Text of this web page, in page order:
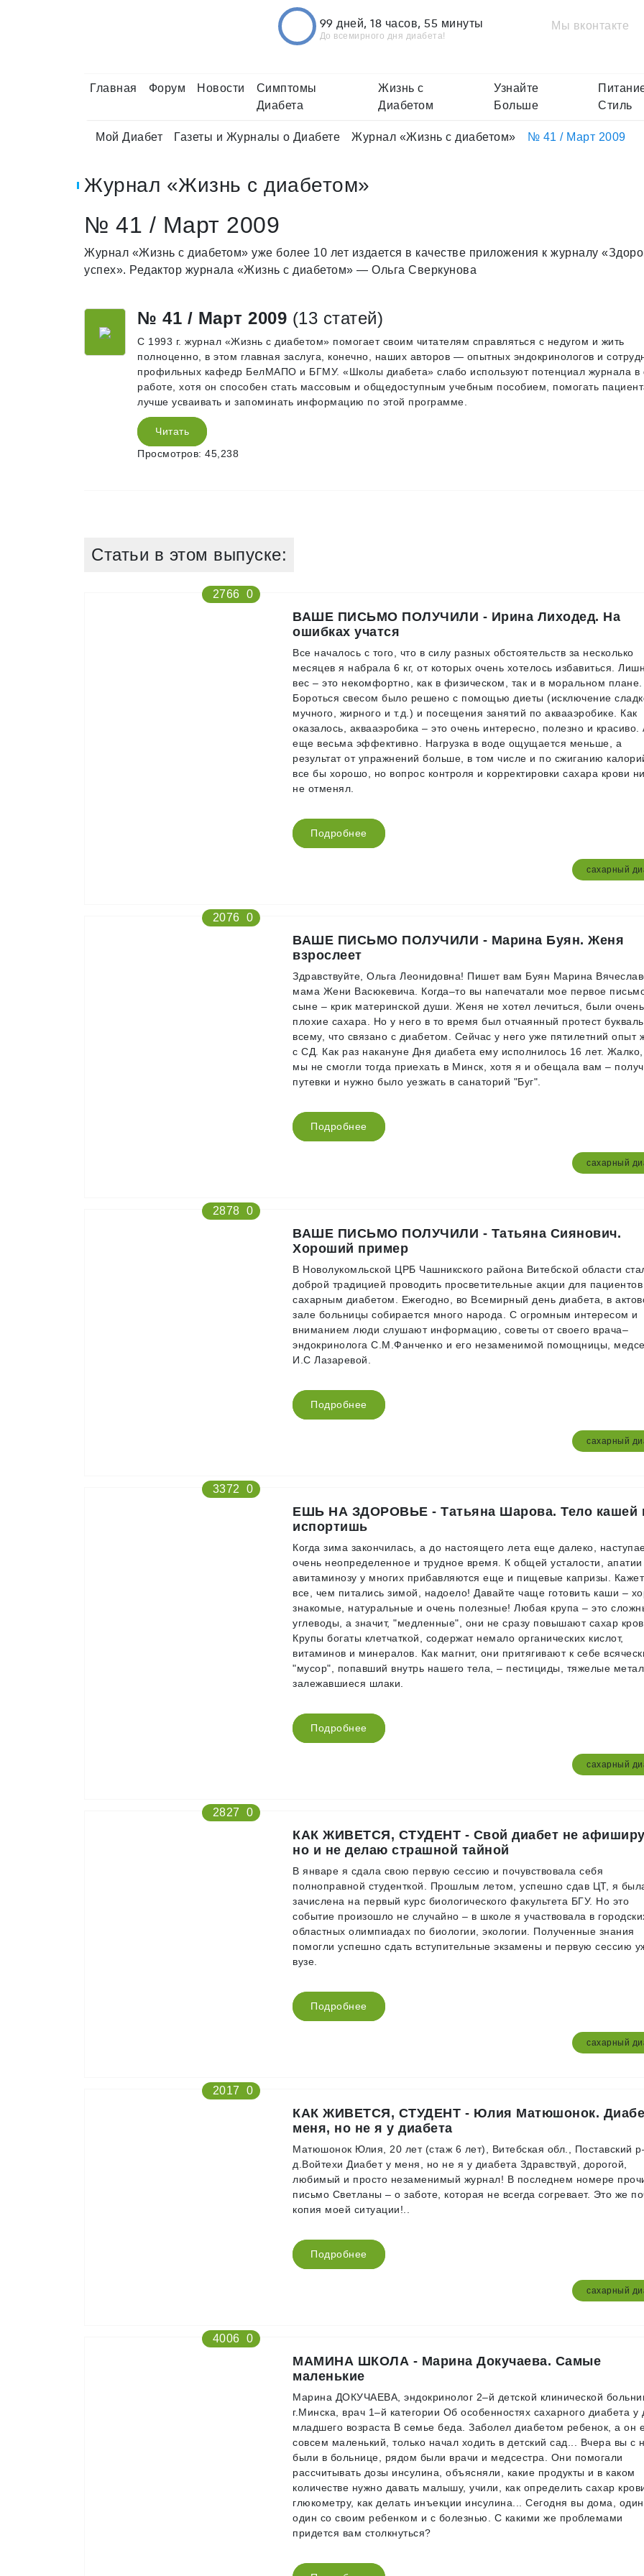
99 дней, 18 часов, 55 минуты
До всемирного дня диабета!
Мы вконтакте
Главная Форум Новости
Симптомы
Диабета
Жизнь с
Диабетом
Узнайте
Больше
Стиль
Мой Диабет Газеты и Журналы о Диабете Журнал «Жизнь с диабетом» № 41 / Март 2009
Журнал «Жизнь с диабетом»
№ 41 / Март 2009
Журнал «Жизнь с диабетом» уже более 10 лет издается в качестве приложения к журналу
успех». Редактор журнала «Жизнь с диабетом» — Ольга Сверкунова
№ 41 / Март 2009 (13 статей)
С 1993 г. журнал «Жизнь с диабетом» помогает своим читателям справляться с недугом и жить
полноценно, в этом главная заслуга, конечно, наших авторов — опытных эндокринологов и
профильных кафедр БелМАПО и БГМУ. «Школы диабета» слабо используют потенциал журнала в
работе, хотя он способен стать массовым и общедоступным учебным пособием, помогать
лучше усваивать и запоминать информацию по этой программе.
Читать
Просмотров: 45,238
Статьи в этом выпуске:
2766 0
ВАШЕ ПИСЬМО ПОЛУЧИЛИ - Ирина Лиходед. На
ошибках учатся
Все началось с того, что в силу разных обстоятельств за несколько
месяцев я набрала 6 кг, от которых очень хотелось избавиться.
вес – это некомфортно, как в физическом, так и в моральном плане.
Бороться свесом было решено с помощью диеты (исключение
мучного, жирного и т.д.) и посещения занятий по аквааэробике. Как
оказалось, аквааэробика – это очень интересно, полезно и красиво.
еще весьма эффективно. Нагрузка в воде ощущается меньше, а
результат от упражнений больше, в том числе и по сжиганию
все бы хорошо, но вопрос контроля и корректировки сахара крови
не отменял.
Подробнее
сахарный
2076 0
ВАШЕ ПИСЬМО ПОЛУЧИЛИ - Марина Буян. Женя
взрослеет
Здравствуйте, Ольга Леонидовна! Пишет вам Буян Марина
мама Жени Васюкевича. Когда–то вы напечатали мое первое
сыне – крик материнской души. Женя не хотел лечиться, были очень
плохие сахара. Но у него в то время был отчаянный протест
всему, что связано с диабетом. Сейчас у него уже пятилетний опыт
с СД. Как раз накануне Дня диабета ему исполнилось 16 лет. Жалко,
мы не смогли тогда приехать в Минск, хотя я и обещала вам –
путевки и нужно было уезжать в санаторий "Буг".
Подробнее
сахарный
2878 0
ВАШЕ ПИСЬМО ПОЛУЧИЛИ - Татьяна Сиянович.
Хороший пример
В Новолукомльской ЦРБ Чашникского района Витебской области
доброй традицией проводить просветительные акции для
сахарным диабетом. Ежегодно, во Всемирный день диабета, в
зале больницы собирается много народа. С огромным интересом и
вниманием люди слушают информацию, советы от своего врача–
эндокринолога С.М.Фанченко и его незаменимой помощницы,
И.С Лазаревой.
Подробнее
сахарный
3372 0
ЕШЬ НА ЗДОРОВЬЕ - Татьяна Шарова. Тело кашей
испортишь
Когда зима закончилась, а до настоящего лета еще далеко,
очень неопределенное и трудное время. К общей усталости, апатии
авитаминозу у многих прибавляются еще и пищевые капризы.
все, чем питались зимой, надоело! Давайте чаще готовить каши –
знакомые, натуральные и очень полезные! Любая крупа – это
углеводы, а значит, "медленные", они не сразу повышают сахар
Крупы богаты клетчаткой, содержат немало органических кислот,
витаминов и минералов. Как магнит, они притягивают к себе
"мусор", попавший внутрь нашего тела, – пестициды, тяжелые
залежавшиеся шлаки.
Подробнее
сахарный
2827 0
КАК ЖИВЕТСЯ, СТУДЕНТ - Свой диабет не
но и не делаю страшной тайной
В январе я сдала свою первую сессию и почувствовала себя
полноправной студенткой. Прошлым летом, успешно сдав ЦТ, я
зачислена на первый курс биологического факультета БГУ. Но это
событие произошло не случайно – в школе я участвовала в
областных олимпиадах по биологии, экологии. Полученные знания
помогли успешно сдать вступительные экзамены и первую сессию
вузе.
Подробнее
сахарный
2017 0
КАК ЖИВЕТСЯ, СТУДЕНТ - Юлия Матюшонок.
меня, но не я у диабета
Матюшонок Юлия, 20 лет (стаж 6 лет), Витебская обл., Поставский
д.Войтехи Диабет у меня, но не я у диабета Здравствуй, дорогой,
любимый и просто незаменимый журнал! В последнем номере
письмо Светланы – о заботе, которая не всегда согревает. Это же
копия моей ситуации!..
Подробнее
сахарный
4006 0
МАМИНА ШКОЛА - Марина Докучаева. Самые
маленькие
Марина ДОКУЧАЕВА, эндокринолог 2–й детской клинической
г.Минска, врач 1–й категории Об особенностях сахарного диабета у
младшего возраста В семье беда. Заболел диабетом ребенок, а он
совсем маленький, только начал ходить в детский сад... Вчера вы с
были в больнице, рядом были врачи и медсестра. Они помогали
рассчитывать дозы инсулина, объясняли, какие продукты и в каком
количестве нужно давать малышу, учили, как определить сахар
глюкометру, как делать инъекции инсулина... Сегодня вы дома,
один со своим ребенком и с болезнью. С какими же проблемами
придется вам столкнуться?